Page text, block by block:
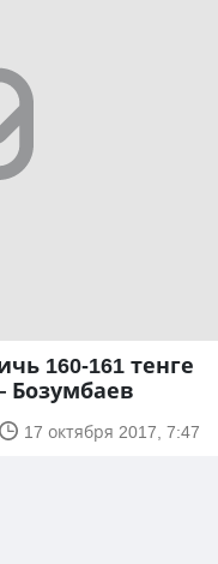
160-161 тенге
Бозумбаев
17 октября 2017, 7:47